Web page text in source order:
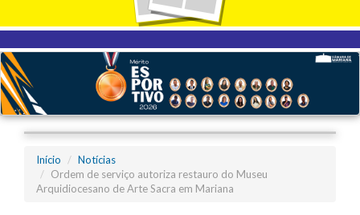
Início
Notícias
Ordem de serviço autoriza restauro do Museu
Arquidiocesano de Arte Sacra em Mariana